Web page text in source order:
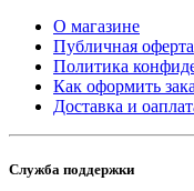
О магазине
Публичная оферта
Политика
Как оформить
Доставка и
Служба поддержки